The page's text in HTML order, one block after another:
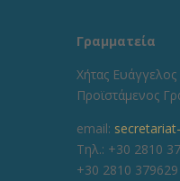
Γραμματεία
Χήτας Ευάγγελος
Προϊστάμενος
email:
Τηλ.: +30 2810
+30 2810 379629